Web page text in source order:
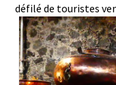
défilé de touristes